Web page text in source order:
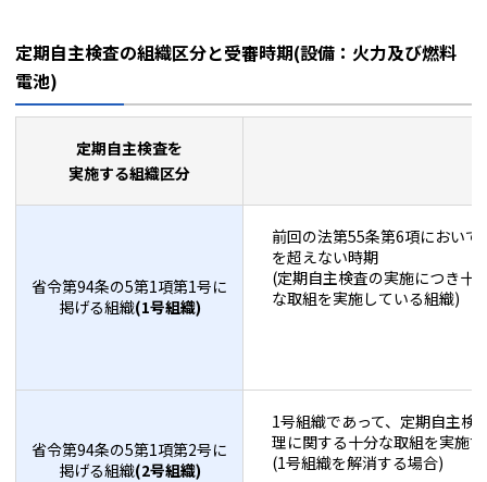
定期自主検査の組織区分と受審時期(設備：火力及び燃料
電池)
定期自主検査を
実施する組織区分
省令第94条の5第1項第1号に
掲げる組織(1号組織)
前回の法第55条第6項におい
を超えない時期
(定期自主検査の実施につき十
な取組を実施している組織)
省令第94条の5第1項第2号に
掲げる組織(2号組織)
1号組織であって、定期自主検
理に関する十分な取組を実施
(1号組織を解消する場合)